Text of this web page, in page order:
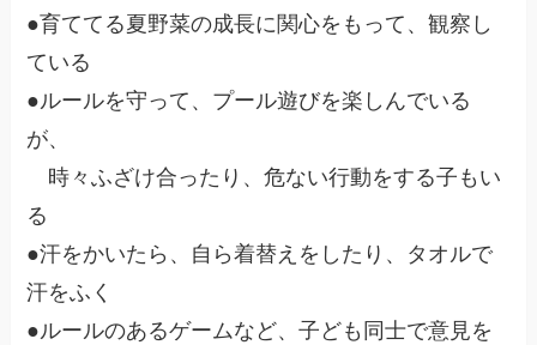
●育ててる夏野菜の成長に関心をもって、観察し
ている
●ルールを守って、プール遊びを楽しんでいる
が、
時々ふざけ合ったり、危ない行動をする子もい
る
●汗をかいたら、自ら着替えをしたり、タオルで
汗をふく
●ルールのあるゲームなど、子ども同士で意見を